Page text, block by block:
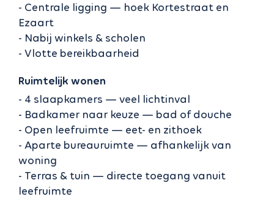
- Centrale ligging — hoek Kortestraat en
Ezaart
- Nabij winkels & scholen
- Vlotte bereikbaarheid
Ruimtelijk wonen
- 4 slaapkamers — veel lichtinval
- Badkamer naar keuze — bad of douche
- Open leefruimte — eet- en zithoek
- Aparte bureauruimte — afhankelijk van
woning
- Terras & tuin — directe toegang vanuit
leefruimte